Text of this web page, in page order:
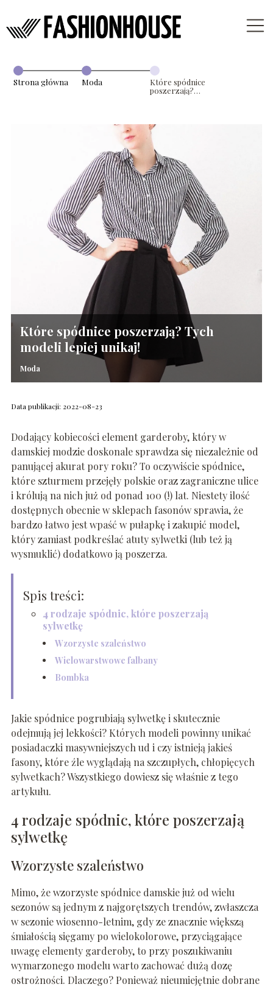
Strona główna Moda
Które spódnice
poszerzają?
Które spódnice poszerzają? Tych
modeli lepiej unikaj!
Moda
Data publikacji: 2022-08-23
Dodający kobiecości element garderoby, który w
damskiej modzie doskonale sprawdza się niezależnie od
panującej akurat pory roku? To oczywiście spódnice,
które szturmem przejęły polskie oraz zagraniczne ulice
i królują na nich już od ponad 100 (!) lat. Niestety ilość
dostępnych obecnie w sklepach fasonów sprawia, że
bardzo łatwo jest wpaść w pułapkę i zakupić model,
który zamiast podkreślać atuty sylwetki (lub też ją
wysmuklić) dodatkowo ją poszerza.
Spis treści:
4 rodzaje spódnic, które poszerzają
sylwetkę
Wzorzyste szaleństwo
Wielowarstwowe falbany
Bombka
Jakie spódnice pogrubiają sylwetkę i skutecznie
odejmują jej lekkości? Których modeli powinny unikać
posiadaczki masywniejszych ud i czy istnieją jakieś
fasony, które źle wyglądają na szczupłych, chłopięcych
sylwetkach? Wszystkiego dowiesz się właśnie z tego
artykułu.
4 rodzaje spódnic, które poszerzają
sylwetkę
Wzorzyste szaleństwo
Mimo, że wzorzyste spódnice damskie już od wielu
sezonów są jednym z najgorętszych trendów, zwłaszcza
w sezonie wiosenno-letnim, gdy ze znacznie większą
śmiałością sięgamy po wielokolorowe, przyciągające
uwagę elementy garderoby, to przy poszukiwaniu
wymarzonego modelu warto zachować dużą dozę
ostrożności. Dlaczego? Ponieważ nieumiejętnie dobrane